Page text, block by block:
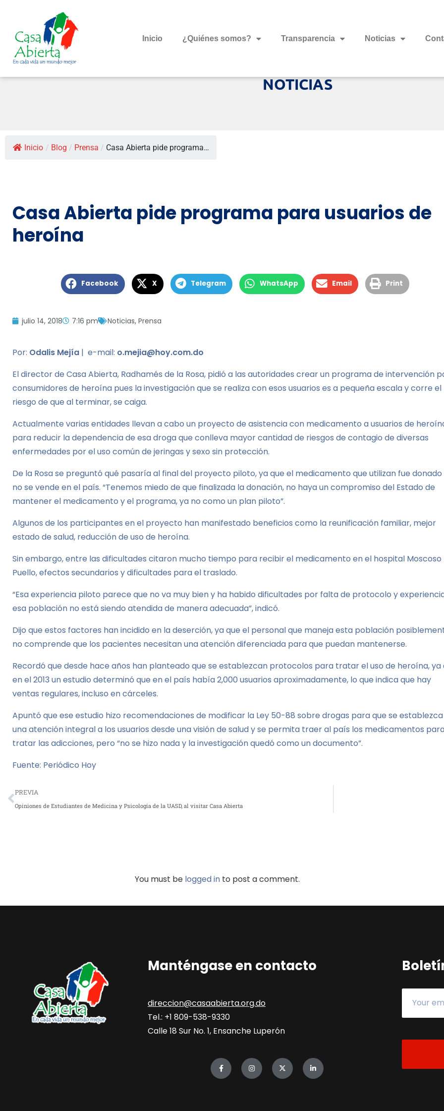
Inicio ¿Quiénes somos? Transparencia Noticias
NOTICIAS
Inicio / Blog / Prensa / Casa Abierta pide programa…
Casa Abierta pide programa para usuarios de
heroína
Facebook X Telegram WhatsApp Email Print
julio 14, 2018 7:16 pm Noticias, Prensa
Por: Odalis Mejía | e-mail: o.mejia@hoy.com.do
El director de Casa Abierta, Radhamés de la Rosa, pidió a las autoridades crear un programa de intervención
consumidores de heroína pues la investigación que se realiza con esos usuarios es a pequeña escala y corre el
riesgo de que al terminar, se caiga.
Actualmente varias entidades llevan a cabo un proyecto de asistencia con medicamento a usuarios de
para reducir la dependencia de esa droga que conlleva mayor cantidad de riesgos de contagio de diversas
enfermedades por el uso común de jeringas y sexo sin protección.
De la Rosa se preguntó qué pasaría al final del proyecto piloto, ya que el medicamento que utilizan fue donado
no se vende en el país. “Tenemos miedo de que finalizada la donación, no haya un compromiso del Estado de
mantener el medicamento y el programa, ya no como un plan piloto”.
Algunos de los participantes en el proyecto han manifestado beneficios como la reunificación familiar, mejor
estado de salud, reducción de uso de heroína.
Sin embargo, entre las dificultades citaron mucho tiempo para recibir el medicamento en el hospital Moscoso
Puello, efectos secundarios y dificultades para el traslado.
“Esa experiencia piloto parece que no va muy bien y ha habido dificultades por falta de protocolo y
esa población no está siendo atendida de manera adecuada”, indicó.
Dijo que estos factores han incidido en la deserción, ya que el personal que maneja esta población
no comprende que los pacientes necesitan una atención diferenciada para que puedan mantenerse.
Recordó que desde hace años han planteado que se establezcan protocolos para tratar el uso de heroína, ya
en el 2013 un estudio determinó que en el país había 2,000 usuarios aproximadamente, lo que indica que hay
ventas regulares, incluso en cárceles.
Apuntó que ese estudio hizo recomendaciones de modificar la Ley 50-88 sobre drogas para que se establezca
una atención integral a los usuarios desde una visión de salud y se permita traer al país los medicamentos
tratar las adicciones, pero “no se hizo nada y la investigación quedó como un documento”.
Fuente: Periódico Hoy
PREVIA
Opiniones de Estudiantes de Medicina y Psicología de la UASD, al visitar Casa Abierta
You must be logged in to post a comment.
Manténgase en contacto
direccion@casaabierta.org.do
Tel.: +1 809-538-9330
Calle 18 Sur No. 1, Ensanche Luperón